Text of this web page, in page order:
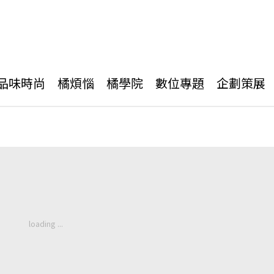
味時尚 橘煩惱 橘學院 數位專題 企劃策展